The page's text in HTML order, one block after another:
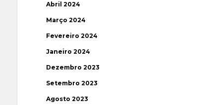
Abril 2024
Março 2024
Fevereiro 2024
Janeiro 2024
Dezembro 2023
Setembro 2023
Agosto 2023